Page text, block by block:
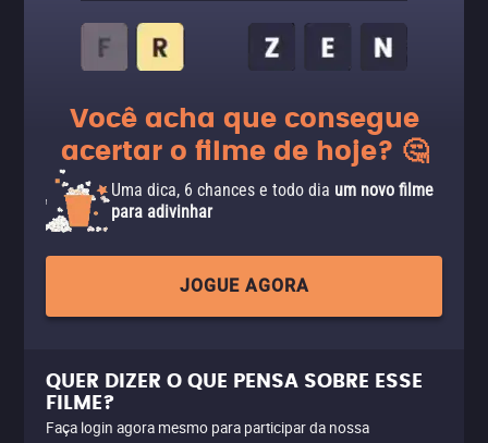
Você acha que consegue
acertar o filme de hoje? 🤔
Uma dica, 6 chances e todo dia um novo filme
para adivinhar
JOGUE AGORA
QUER DIZER O QUE PENSA SOBRE ESSE
FILME?
Faça login agora mesmo para participar da nossa